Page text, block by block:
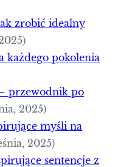
zrobić idealny
pokolenia
przewodnik po
2025)
myśli na
2025)
sentencje z